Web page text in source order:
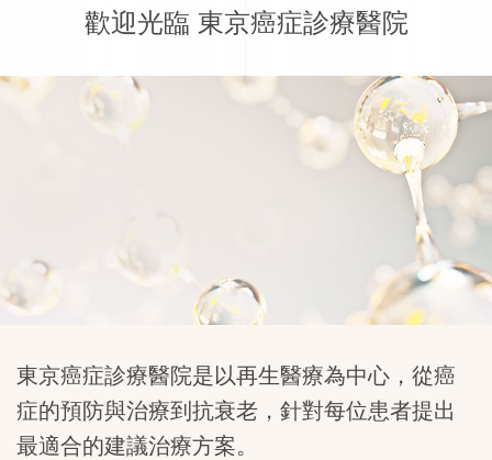
歡迎光臨 東京癌症診療醫院
東京癌症診療醫院是以再生醫療為中心，從癌
症的預防與治療到抗衰老，針對每位患者提出
最適合的建議治療方案。